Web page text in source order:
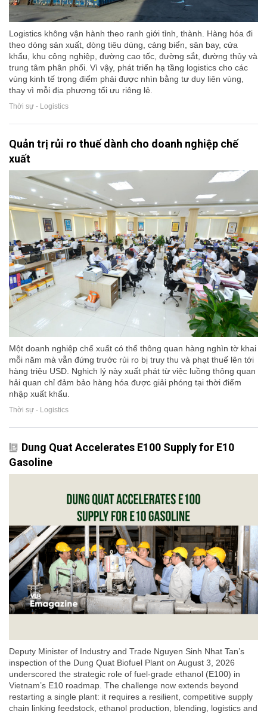
Logistics không vận hành theo ranh giới tỉnh, thành. Hàng hóa đi
theo dòng sản xuất, dòng tiêu dùng, cảng biển, sân bay, cửa
khẩu, khu công nghiệp, đường cao tốc, đường sắt, đường thủy và
trung tâm phân phối. Vì vậy, phát triển hạ tầng logistics cho các
vùng kinh tế trọng điểm phải được nhìn bằng tư duy liên vùng,
thay vì mỗi địa phương tối ưu riêng lẻ.
Thời sự - Logistics
Quản trị rủi ro thuế dành cho doanh nghiệp chế
xuất
Một doanh nghiệp chế xuất có thể thông quan hàng nghìn tờ khai
mỗi năm mà vẫn đứng trước rủi ro bị truy thu và phạt thuế lên tới
hàng triệu USD. Nghịch lý này xuất phát từ việc luồng thông quan
hải quan chỉ đảm bảo hàng hóa được giải phóng tại thời điểm
nhập xuất khẩu.
Thời sự - Logistics
Dung Quat Accelerates E100 Supply for E10
Gasoline
Deputy Minister of Industry and Trade Nguyen Sinh Nhat Tan’s
inspection of the Dung Quat Biofuel Plant on August 3, 2026
underscored the strategic role of fuel-grade ethanol (E100) in
Vietnam’s E10 roadmap. The challenge now extends beyond
restarting a single plant: it requires a resilient, competitive supply
chain linking feedstock, ethanol production, blending, logistics and